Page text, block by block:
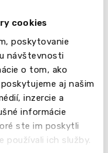
cookies
poskytovanie
návštevnosti
o tom, ako
aj našim
inzercie a
informácie
ste im poskytli
používali ich služby.
minút týždenne)